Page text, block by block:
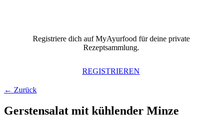
Registriere dich auf MyAyurfood für deine private
Rezeptsammlung.
REGISTRIEREN
← Zurück
Gerstensalat mit kühlender Minze